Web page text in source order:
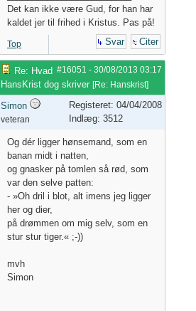
Det kan ikke være Gud, for han har
kaldet jer til frihed i Kristus. Pas på!
Top Svar Citer
#16051 - 30/08/2013 03:17
Re: Hvad
HansKrist dog skriver [Re: Hanskrist]
Simon
veteran
Registeret: 04/04/2008
Indlæg: 3512
Og dér ligger hønsemand, som en
banan midt i natten,
og gnasker på tomlen så rød, som
var den selve patten:
- »Oh dril i blot, alt imens jeg ligger
her og dier,
på drømmen om mig selv, som en
stur stur tiger.« ;-))
mvh
Simon